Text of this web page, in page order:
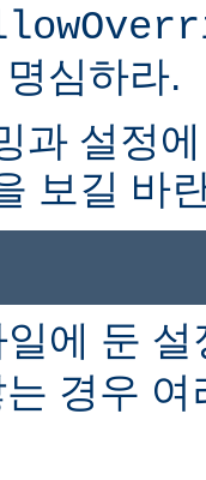
심하라.
과 설정
보길 바
일에 둔
경우